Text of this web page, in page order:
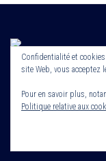
Copyright 2022. Le
Confidentialité et
site Web, vous acceptez
Pour en savoir plus,
Politique relative aux